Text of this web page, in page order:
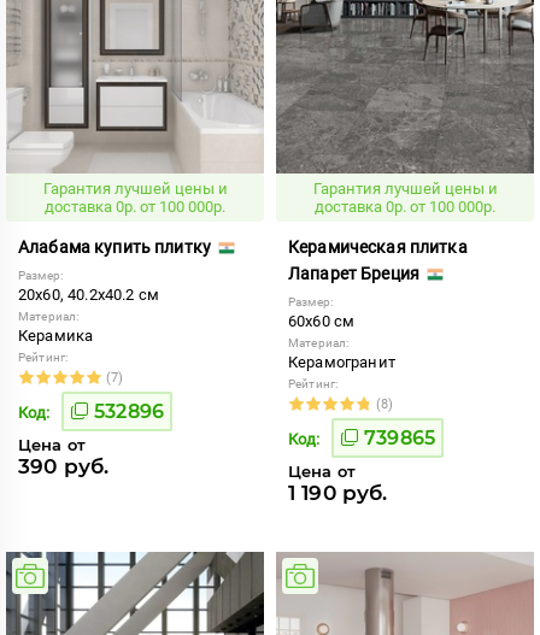
Гарантия лучшей цены и
доставка 0р. от 100 000р.
Алабама купить плитку
Размер:
20x60, 40.2x40.2 см
Материал:
Керамика
Рейтинг:
(7)
Код: 532896
Цена от
390 руб.
Гарантия лучшей цены и
доставка 0р. от 100 000р.
Керамическая плитка
Лапарет Бреция
Размер:
60x60 см
Материал:
Керамогранит
Рейтинг:
(8)
Код: 739865
Цена от
1 190 руб.